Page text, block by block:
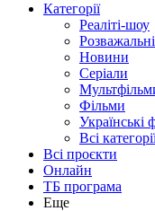
Категорії
Реаліті-шоу
Новини
Серіали
Фільми
Українські
Всі
Всі проєкти
Онлайн
ТБ програма
Еще